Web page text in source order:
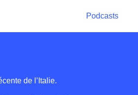
Podcasts
de l’Italie.